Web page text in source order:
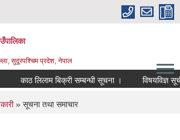
सुदूरपश्चिम प्रदेश, नेपाल
काठ लिलाम बिक्री सम्बन्धी सूचना । विषयविज्ञ
» सूचना तथा समाचार